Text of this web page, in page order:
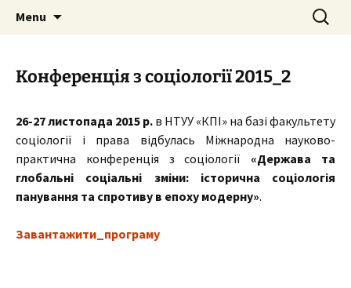
Menu
Search
for:
Конференція з соціології 2015_2
26-27 листопада 2015 р. в НТУУ «КПІ» на базі факультету
соціології і права відбулась Міжнародна науково-
практична конференція з соціології «Держава та
глобальні соціальні зміни: історична соціологія
панування та спротиву в епоху модерну».
Завантажити_програму